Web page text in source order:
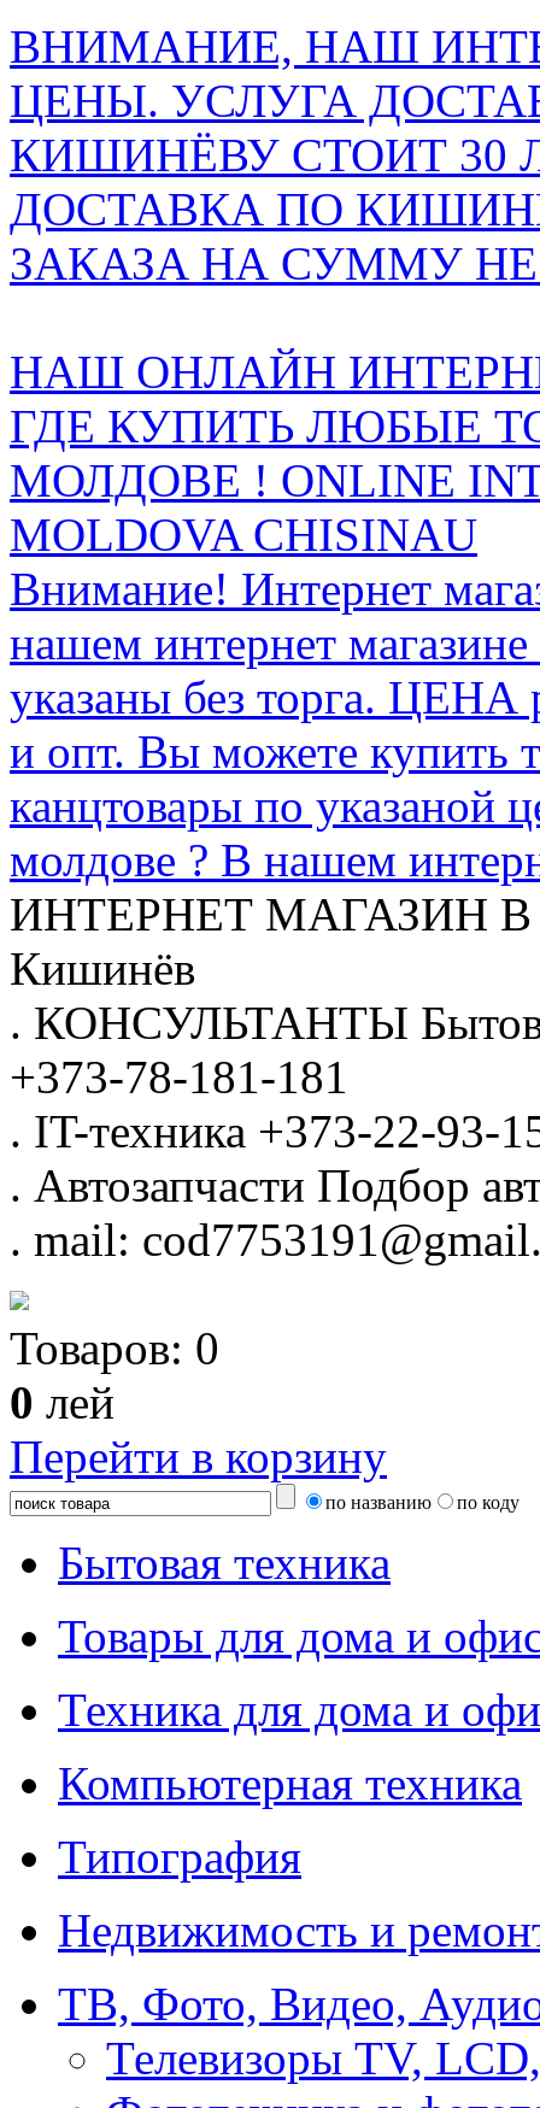
ВНИМАНИЕ, НАШ
ЦЕНЫ. УСЛУГА
КИШИНЁВУ СТОИТ 30
ДОСТАВКА ПО
ЗАКАЗА НА СУММУ НЕ
НАШ ОНЛАЙН
ГДЕ КУПИТЬ ЛЮБЫЕ
МОЛДОВЕ ! ONLINE
MOLDOVA CHISINAU
Внимание! Интернет
нашем интернет
указаны без торга.
и опт. Вы можете купить
канцтовары по указаной
молдове ? В нашем
ИНТЕРНЕТ МАГАЗИН
Кишинёв
. КОНСУЛЬТАНТЫ
+373-78-181-181
. IT-техника +373-22-93-
. Автозапчасти Подбор
. mail:
Товаров: 0
0 лей
Перейти в корзину
по названию по коду
Бытовая техника
Товары для дома и
Техника для дома и
Компьютерная техника
Типография
Недвижимость и
ТВ, Фото, Видео,
Телевизоры TV,